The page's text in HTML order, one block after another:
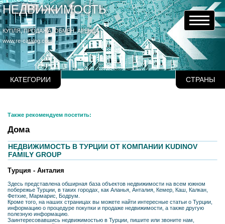
НЕДВИЖИМОСТЬ
КУПЛЯ, ПРОДАЖА, ОБМЕН, АРЕНДА
www.re-catalog.com
КАТЕГОРИИ СТРАНЫ
Также рекомендуем посетить:
Дома
НЕДВИЖИМОСТЬ В ТУРЦИИ ОТ КОМПАНИИ KUDINOV
FAMILY GROUP
Турция - Анталия
Здесь представлена обширная база объектов недвижимости на всем южном
побережье Турции, в таких городах, как Аланья, Анталия, Кемер, Каш, Калкан,
Фетхие, Мармарис, Бодрум.
Кроме того, на наших страницах вы можете найти интересные статьи о Турции,
информацию о процедуре покупки и продаже недвижимости, а также другую
полезную информацию.
Заинтересовавшись недвижимостью в Турции, пишите или звоните нам,